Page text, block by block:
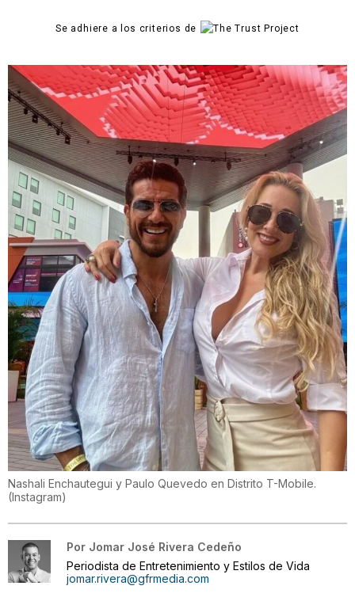
Se adhiere a los criterios de
Nashali Enchautegui y Paulo Quevedo en Distrito T-Mobile.
(Instagram)
Por Jomar José Rivera Cedeño
Periodista de Entretenimiento y Estilos de Vida
jomar.rivera@gfrmedia.com